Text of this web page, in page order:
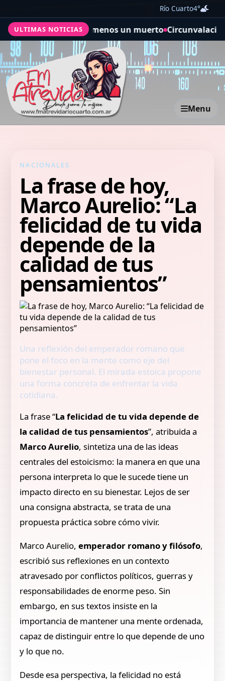
Río Cuarto4°
ULTIMAS NOTICIASal menos un muerto Circunvalación de
Menu
NACIONALES
La frase de hoy,
Marco Aurelio: “La
felicidad de tu vida
depende de la
calidad de tus
pensamientos”
Una reflexión del emperador romano que
pone el foco en la mente como eje del
bienestar personal. El mirada estoica propone
una forma concreta de enfrentar la vida
cotidiana.
La frase “La felicidad de tu vida depende de
la calidad de tus pensamientos”, atribuida a
Marco Aurelio, sintetiza una de las ideas
centrales del estoicismo: la manera en que una
persona interpreta lo que le sucede tiene un
impacto directo en su bienestar. Lejos de ser
una consigna abstracta, se trata de una
propuesta práctica sobre cómo vivir.
Marco Aurelio,emperador romano y filósofo,
escribió sus reflexiones en un contexto
atravesado por conflictos políticos, guerras y
responsabilidades de enorme peso. Sin
embargo, en sus textos insiste en la
importancia de mantener una mente ordenada,
capaz de distinguir entre lo que depende de uno
y lo que no.
Desde esa perspectiva, la felicidad no está